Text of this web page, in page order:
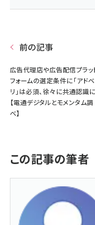
前の記事
広告代理店や広告配信プラッ
フォームの選定条件に「アドベ
リ」は必須、徐々に共通認識に
【電通デジタルとモメンタム調
べ】
この記事の筆者